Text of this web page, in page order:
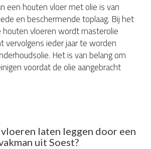
een houten vloer met olie is van
en beschermende toplaag. Bij het
houten vloeren wordt masterolie
vervolgens ieder jaar te worden
Het is van belang om
voordat de olie aangebracht
laten leggen door een
uit Soest?